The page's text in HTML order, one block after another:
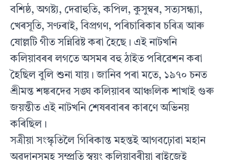
বশিষ্ঠ, অগষ্ট্য, দেৱাহুতি, কপিল, কুসুম্বৰ, সত‍্যসন্ধ‍্যা,
খেৰসূতি, সণ্ঢৰাই, বিপ্ৰগণ, পৰিচাৰিকাৰ চৰিত্ৰ আৰু
ষোল্লটি গীত সন্নিৱিষ্ট কৰা হৈছে। এই নাটখনি
কলিয়াবৰৰ লগতে অসমৰ বহু ঠাইত পৰিৱেশন কৰা
হৈছিল বুলি শুনা যায়। জানিব পৰা মতে, ১৯৭০ চনত
শ্ৰীমন্ত শঙ্কৰদেৱ সঙ্ঘ কলিয়াবৰ আঞ্চলিক শাখাই গুৰু
জয়ন্তীত এই নাটখনি শেষৰবাৰৰ কাৰণে অভিনয়
কৰিছিল।
সত্ৰীয়া সংস্কৃতিলৈ গিৰিকান্ত মহন্তই আগবঢ়োৱা মহান
অৱদানসমূহ সম্প্ৰতি স্বয়ং কলিয়াবৰীয়া ৰাইজেই